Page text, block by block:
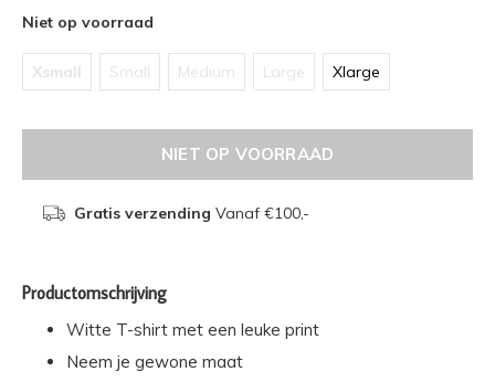
Niet op voorraad
Xsmall Small Medium Large Xlarge
NIET OP VOORRAAD
Gratis verzending Vanaf €100,-
Productomschrijving
Witte T-shirt met een leuke print
Neem je gewone maat